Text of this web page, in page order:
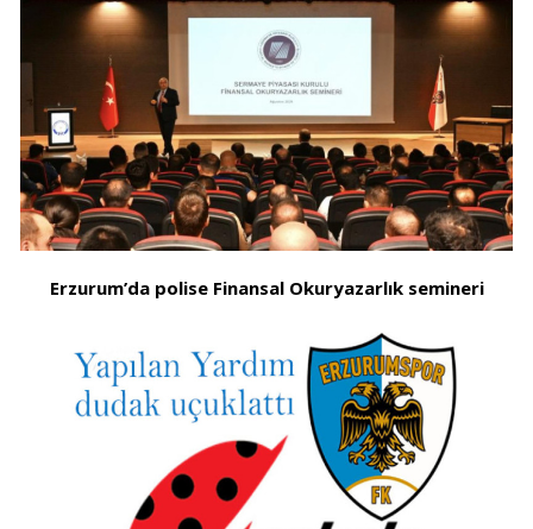
Erzurum’da polise Finansal Okuryazarlık semineri